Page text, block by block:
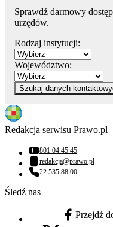
Sprawdź darmowy
urzędów.
Rodzaj instytucji:
Województwo:
Szukaj danych
Redakcja serwisu Prawo.pl
Numer telefonu:
801 04 45 45
Adres email:
redakcja@prawo.pl
Numer telefonu:
22 535 88 00
Śledź nas
facebook -
Przejdź